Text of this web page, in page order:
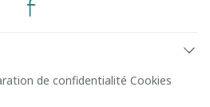
de confidentialité Cookies